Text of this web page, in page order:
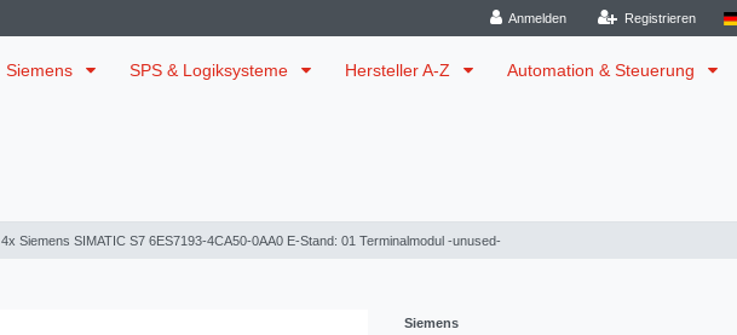
Anmelden Registrieren
Siemens SPS & Logiksysteme Hersteller A-Z Automation & Steuerung
4x Siemens SIMATIC S7 6ES7193-4CA50-0AA0 E-Stand: 01 Terminalmodul -unused-
Siemens